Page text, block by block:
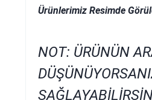
Ürünlerimiz Resimde
NOT: ÜRÜNÜN